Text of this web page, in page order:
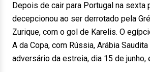
Depois de cair para Portugal na sexta
decepcionou ao ser derrotado pela
Zurique, com o gol de Karelis. O
A da Copa, com Rússia, Arábia Saudita
adversário da estreia, dia 15 de junho,